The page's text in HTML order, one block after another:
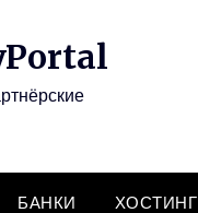
БАНКИ ХОСТИНГ